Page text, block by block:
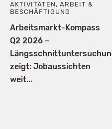
AKTIVITÄTEN,ARBEIT &
BESCHÄFTIGUNG
Arbeitsmarkt-Kompass
Q2 2026 –
zeigt: Jobaussichten
weit...